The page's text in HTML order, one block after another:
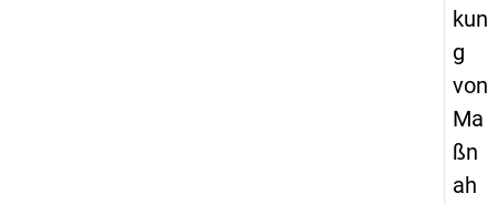
kun
g
von
Ma
ßn
ah